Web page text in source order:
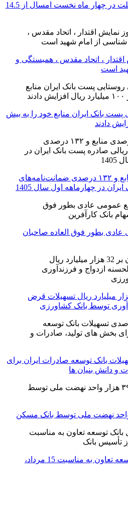
حق بیمه تولیدی بیمه ملت در چهار ماه نخست امسال از 14.5
اقتدار ، اتحاد مقدس ، همبستگی و
است
پست بانک ایران منابع خود را به بیش
افزایش ۷۰ درصدی منابع و ۱۳۲ درصدی ضمانت‌نامه‌های
در چهارماهه اول سال 1405
بطور فوق العاده صاحبان
افزون بر 32 هزار میلیارد ریال تسهیلات قرض
توسط بانک کشاورزی
تسهیلات بانک توسعه صادرات ایران برای
و دانش بنیان ها
پیام مدیرعامل بانک توسعه تعاون به مناسبت 15 مرداد،